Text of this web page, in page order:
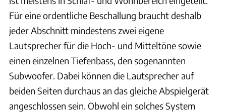
Für eine ordentliche Beschallung braucht deshalb
jeder Abschnitt mindestens zwei eigene
Lautsprecher für die Hoch- und Mitteltöne sowie
einen einzelnen Tiefenbass, den sogenannten
Subwoofer. Dabei können die Lautsprecher auf
beiden Seiten durchaus an das gleiche Abspielgerät
angeschlossen sein. Obwohl ein solches System